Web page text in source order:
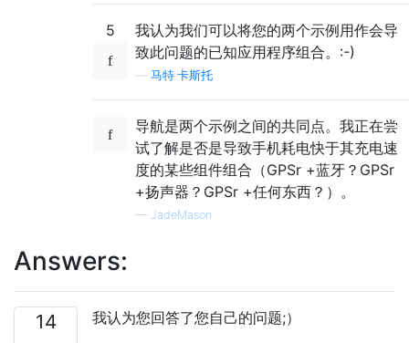
5
我认为我们可以将您的两个示例用作会导
致此问题的已知应用程序组合。:-)
马特·卡斯托
导航是两个示例之间的共同点。我正在尝
试了解是否是导致手机耗电快于其充电速
度的某些组件组合（GPSr +蓝牙？GPSr
+扬声器？GPSr +任何东西？）。
— JadeMason
Answers:
14
我认为您回答了您自己的问题;）